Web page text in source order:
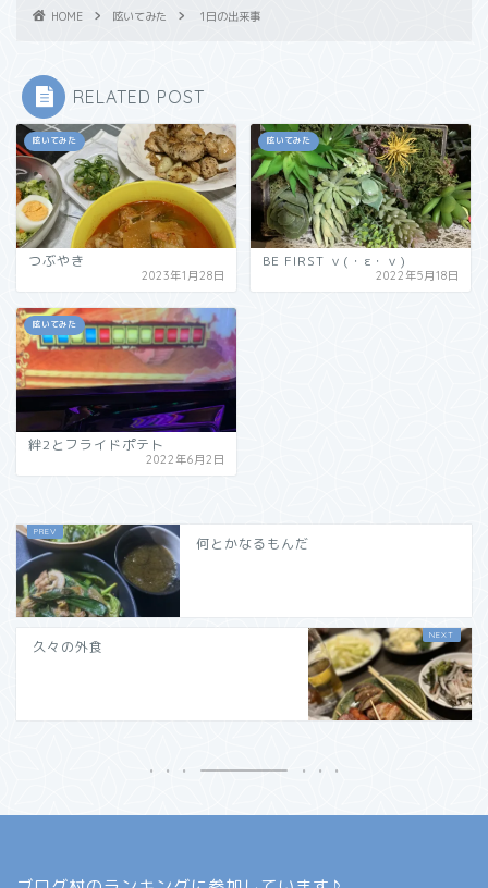
HOME 呟いてみた 1日の出来事
RELATED POST
呟いてみた
つぶやき
2023年1月28日
呟いてみた
BE FIRST ｖ(・ε・ｖ)
2022年5月18日
呟いてみた
絆2とフライドポテト
2022年6月2日
何とかなるもんだ
久々の外食